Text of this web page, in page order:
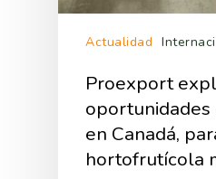
Actualidad
Proexport
oportunidades
en Canadá,
hortofrutícola